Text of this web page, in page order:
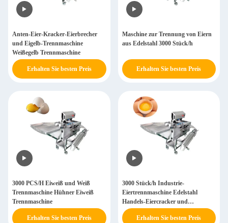
Anten-Eier-Kracker-Eierbrecher
und Eigelb-Trennmaschine
Weißegelb Trennmaschine
Erhalten Sie besten Preis
Maschine zur Trennung von Eiern
aus Edelstahl 3000 Stück/h
Erhalten Sie besten Preis
3000 PCS/H Eiweiß und Weiß
Trennmaschine Hühner Eiweiß
Trennmaschine
Erhalten Sie besten Preis
3000 Stück/h Industrie-
Eiertrennmaschine Edelstahl
Handels-Eiercracker und
Trennmaschine 0,5kw
Erhalten Sie besten Preis